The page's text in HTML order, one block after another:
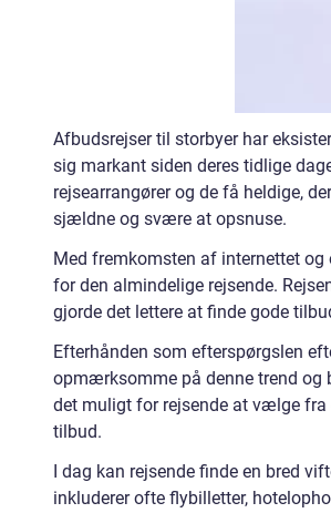
Afbudsrejser til storbyer har
sig markant siden deres tidlige
rejsearrangører og de få heldige,
sjældne og svære at opsnuse.
Med fremkomsten af internettet
for den almindelige rejsende.
gjorde det lettere at finde gode
Efterhånden som efterspørgslen
opmærksomme på denne trend og
det muligt for rejsende at vælge fra
tilbud.
I dag kan rejsende finde en bred
inkluderer ofte flybilletter,